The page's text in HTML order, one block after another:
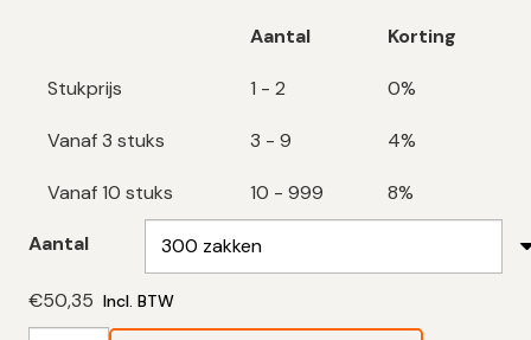
Aantal Korting
Stukprijs 1 - 2 0%
Vanaf 3 stuks 3 - 9 4%
Vanaf 10 stuks 10 - 999 8%
Aantal
€50,35 Incl. BTW